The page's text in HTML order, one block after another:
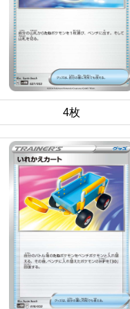
4枚